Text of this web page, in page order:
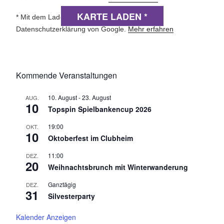
KARTE LADEN *
* Mit dem Laden der Karte akzeptierst du die
Datenschutzerklärung von Google. Mehr erfahren
Kommende Veranstaltungen
AUG.
10
10. August-23. August
Topspin Spielbankencup 2026
OKT.
10
19:00
Oktoberfest im Clubheim
DEZ.
20
11:00
Weihnachtsbrunch mit Winterwanderung
DEZ.
31
Ganztägig
Silvesterparty
Kalender Anzeigen